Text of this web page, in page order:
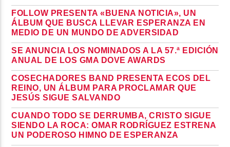
FOLLOW PRESENTA «BUENA NOTICIA», UN
ÁLBUM QUE BUSCA LLEVAR ESPERANZA EN
MEDIO DE UN MUNDO DE ADVERSIDAD
SE ANUNCIA LOS NOMINADOS A LA 57.ª EDICIÓN
ANUAL DE LOS GMA DOVE AWARDS
COSECHADORES BAND PRESENTA ECOS DEL
REINO, UN ÁLBUM PARA PROCLAMAR QUE
JESÚS SIGUE SALVANDO
CUANDO TODO SE DERRUMBA, CRISTO SIGUE
SIENDO LA ROCA: OMAR RODRÍGUEZ ESTRENA
UN PODEROSO HIMNO DE ESPERANZA